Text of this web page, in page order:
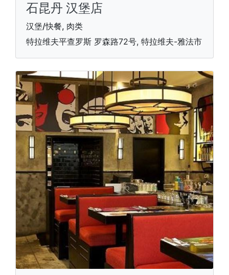
石昆丹 汉堡店
汉堡/快餐, 肉类
特拉维夫平查罗斯 罗森路72号, 特拉维夫-雅法市